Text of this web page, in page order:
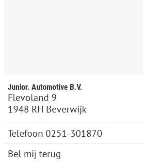
Junior. Automotive B.V.
Flevoland 9
1948 RH Beverwijk
Bel mij terug